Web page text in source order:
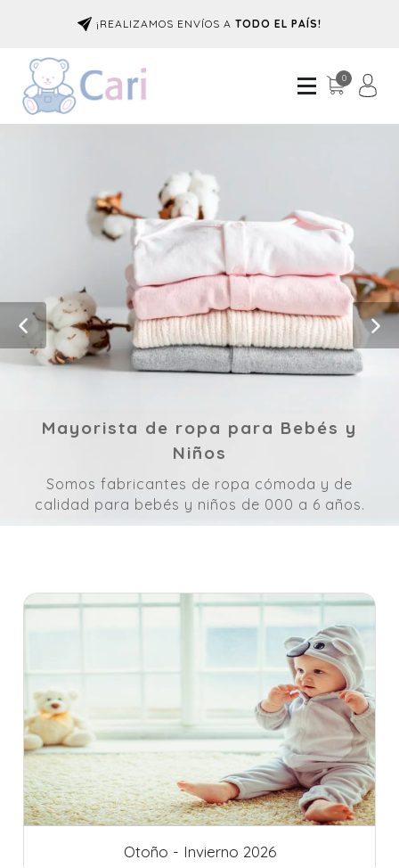
¡REALIZAMOS ENVÍOS A TODO EL PAÍS!
0
Mayorista de ropa para Bebés y
Niños
Somos fabricantes de ropa cómoda y de
calidad para bebés y niños de 000 a 6 años.
Otoño - Invierno 2026